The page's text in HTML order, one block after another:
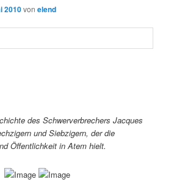
2010vonelend
des Schwerverbrechers Jacques
und Siebzigern, der die
Öffentlichkeit in Atem hielt.